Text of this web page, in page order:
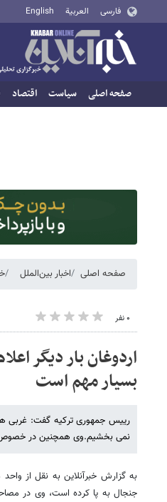
فارسی العربية English
صفحه اصلی سیاست اقتصاد
صفحه اصلی اخبار بین‌الملل
۰ نفر
اردوغان بار دیگر
بسیار مهم است
رییس جمهوری ترکیه گفت: غربی ها
نمی بخشیم.وی همچنین در
به گزارش خبرآنلاین به نقل از
جنجال به پا کرده است، وی در